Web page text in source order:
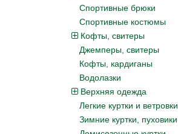
Спортивные брюки
Спортивные костюмы
Кофты, свитеры
Джемперы, свитеры
Кофты, кардиганы
Водолазки
Верхняя одежда
Легкие куртки и ветровки
Зимние куртки, пуховики